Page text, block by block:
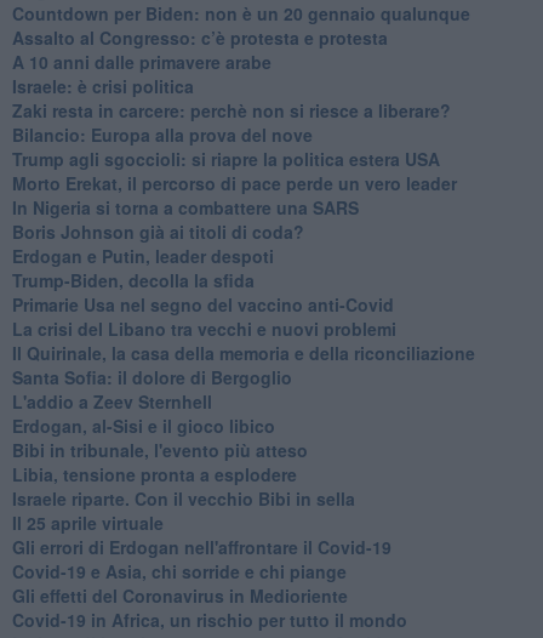
Countdown per Biden: non è un 20 gennaio qualunque
Assalto al Congresso: c’è protesta e protesta
A 10 anni dalle primavere arabe
Israele: è crisi politica
Zaki resta in carcere: perchè non si riesce a liberare?
Bilancio: Europa alla prova del nove
Trump agli sgoccioli: si riapre la politica estera USA
Morto Erekat, il percorso di pace perde un vero leader
In Nigeria si torna a combattere una SARS
Boris Johnson già ai titoli di coda?
Erdogan e Putin, leader despoti
Trump-Biden, decolla la sfida
Primarie Usa nel segno del vaccino anti-Covid
La crisi del Libano tra vecchi e nuovi problemi
Il Quirinale, la casa della memoria e della riconciliazione
Santa Sofia: il dolore di Bergoglio
L'addio a ​Zeev Sternhell
Erdogan, al-Sisi e il gioco libico
Bibi in tribunale, l'evento più atteso
Libia, tensione pronta a esplodere
Israele riparte. Con il vecchio Bibi in sella
Il 25 aprile virtuale
Gli errori di Erdogan nell'affrontare il Covid-19
Covid-19 e Asia, chi sorride e chi piange
Gli effetti del Coronavirus in Medioriente
Covid-19 in Africa, un rischio per tutto il mondo